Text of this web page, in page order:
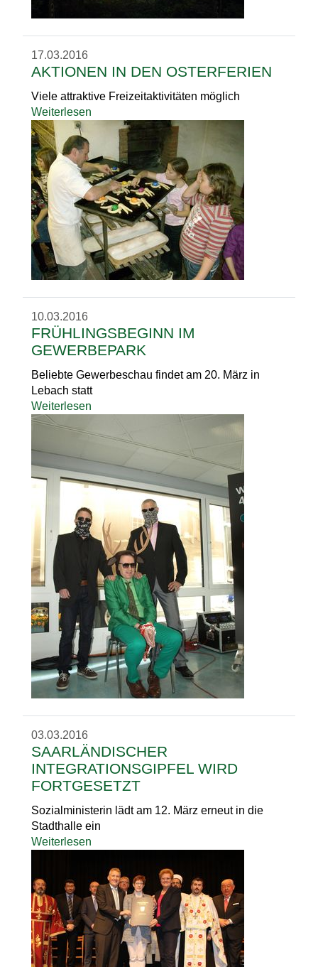
17.03.2016
AKTIONEN IN DEN OSTERFERIEN
Viele attraktive Freizeitaktivitäten möglich
Weiterlesen
10.03.2016
FRÜHLINGSBEGINN IM
GEWERBEPARK
Beliebte Gewerbeschau findet am 20. März in
Lebach statt
Weiterlesen
03.03.2016
SAARLÄNDISCHER
INTEGRATIONSGIPFEL WIRD
FORTGESETZT
Sozialministerin lädt am 12. März erneut in die
Stadthalle ein
Weiterlesen